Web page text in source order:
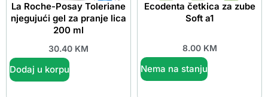
La Roche-Posay Toleriane
njegujući gel za pranje lica
200 ml
30.40 KM
Dodaj u korpu
Ecodenta četkica za zube
Soft a1
8.00 KM
Nema na stanju